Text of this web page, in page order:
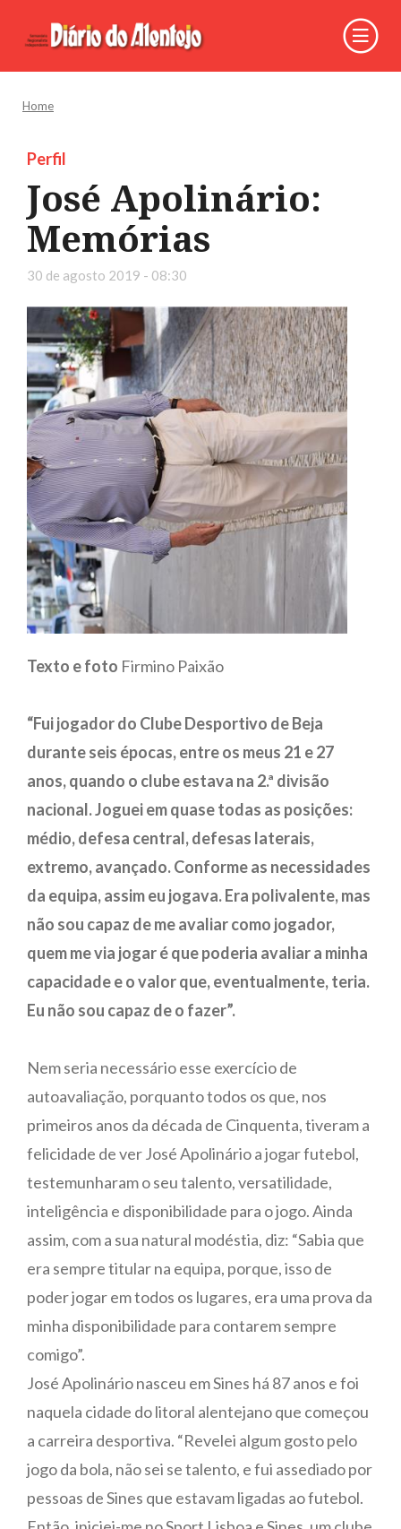
Home
Perfil
José Apolinário:
Memórias
30 de agosto 2019 - 08:30
Texto e foto Firmino Paixão
“Fui jogador do Clube Desportivo de Beja
durante seis épocas, entre os meus 21 e 27
anos, quando o clube estava na 2.ª divisão
nacional. Joguei em quase todas as posições:
médio, defesa central, defesas laterais,
extremo, avançado. Conforme as necessidades
da equipa, assim eu jogava. Era polivalente, mas
não sou capaz de me avaliar como jogador,
quem me via jogar é que poderia avaliar a minha
capacidade e o valor que, eventualmente, teria.
Eu não sou capaz de o fazer”.
Nem seria necessário esse exercício de
autoavaliação, porquanto todos os que, nos
primeiros anos da década de Cinquenta, tiveram a
felicidade de ver José Apolinário a jogar futebol,
testemunharam o seu talento, versatilidade,
inteligência e disponibilidade para o jogo. Ainda
assim, com a sua natural modéstia, diz: “Sabia que
era sempre titular na equipa, porque, isso de
poder jogar em todos os lugares, era uma prova da
minha disponibilidade para contarem sempre
comigo”.
José Apolinário nasceu em Sines há 87 anos e foi
naquela cidade do litoral alentejano que começou
a carreira desportiva. “Revelei algum gosto pelo
jogo da bola, não sei se talento, e fui assediado por
pessoas de Sines que estavam ligadas ao futebol.